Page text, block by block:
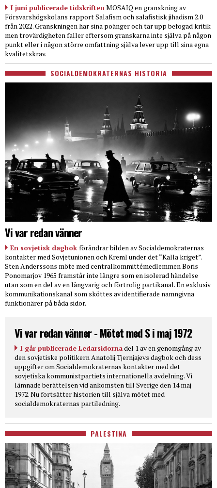
I juni publicerade tidskriften MOSAIQ en granskning av
Försvarshögskolans rapport Salafism och salafistisk jihadism 2.0
från 2022. Granskningen har sina poänger och tar upp befogad kritik
men trovärdigheten faller eftersom granskarna inte själva på någon
punkt eller i någon större omfattning själva lever upp till sina egna
kvalitetskrav.
SOCIALDEMOKRATERNAS HISTORIA
Vi var redan vänner
En sovjetisk dagbok förändrar bilden av Socialdemokraternas
kontakter med Sovjetunionen och Kreml under det “Kalla kriget”.
Sten Anderssons möte med centralkommittémedlemmen Boris
Ponomarjov 1965 framstår inte längre som en isolerad händelse
utan som en del av en långvarig och förtrolig partikanal. En exklusiv
kommunikationskanal som sköttes av identifierade namngivna
funktionärer på båda sidor.
Vi var redan vänner - Mötet med S i maj 1972
I går publicerade Ledarsidornadel 1 av en genomgång av
den sovjetiske politikern Anatolij Tjernjajevs dagbok och dess
uppgifter om Socialdemokraternas kontakter med det
sovjetiska kommunistpartiets internationella avdelning. Vi
lämnade berättelsen vid ankomsten till Sverige den 14 maj
1972. Nu fortsätter historien till själva mötet med
socialdemokraternas partiledning.
PALESTINA